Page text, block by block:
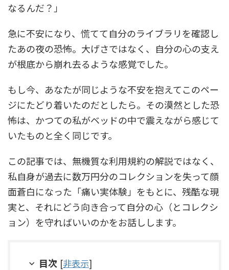
なるんだ？」
急に不安になり、慌てて自分のライブラリを確認し
たあの夜の恐怖。大げさではなく、自分の心の支え
が根底から崩れ去るような感覚でした。
もし今、あなたが同じような不安を抱えてこのペー
ジにたどり着いたのだとしたら。その漠然とした恐
怖は、かつての私がベッドの中で震えながら感じて
いたものと全く同じです。
この記事では、無機質な利用規約の解説ではなく、
私自身が過去に数万円分のコレクションを失って顔
面蒼白になった「痛い実体験」をもとに、残酷な現
実と、それにどう向き合って自分の心（とコレクシ
ョン）を守ればいいのかをお話しします。
目次 [非表示]